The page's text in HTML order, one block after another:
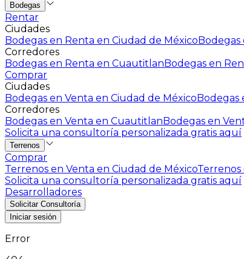
Bodegas
Rentar
Ciudades
Bodegas en Renta en Ciudad de MéxicoBodegas
Corredores
Bodegas en Renta en CuautitlanBodegas en
Comprar
Ciudades
Bodegas en Venta en Ciudad de MéxicoBodegas
Corredores
Bodegas en Venta en CuautitlanBodegas en
Solicita una consultoría personalizada gratis aquí
Terrenos
Comprar
Terrenos en Venta en Ciudad de MéxicoTerrenos
Solicita una consultoría personalizada gratis aquí
Desarrolladores
Solicitar Consultoría
Iniciar sesión
Error